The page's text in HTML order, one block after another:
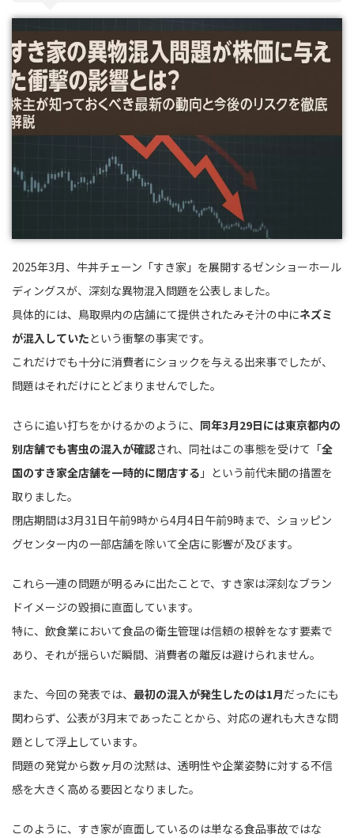
2025年3月、牛丼チェーン「すき家」を展開するゼンショーホール
ディングスが、深刻な異物混入問題を公表しました。
具体的には、鳥取県内の店舗にて提供されたみそ汁の中にネズミ
が混入していたという衝撃の事実です。
これだけでも十分に消費者にショックを与える出来事でしたが、
問題はそれだけにとどまりませんでした。
さらに追い打ちをかけるかのように、 同年3月29日には東京都内の
別店舗でも害虫の混入が確認され、同社はこの事態を受けて「全
国のすき家全店舗を一時的に閉店する 」という前代未聞の措置を
取りました。
閉店期間は3月31日午前9時から4月4日午前9時まで、ショッピン
グセンター内の一部店舗を除いて全店に影響が及びます。
これら一連の問題が明るみに出たことで、すき家は深刻なブラン
ドイメージの毀損に直面しています。
特に、飲食業において食品の衛生管理は信頼の根幹をなす要素で
あり、それが揺らいだ瞬間、消費者の離反は避けられません。
また、今回の発表では、 最初の混入が発生したのは1月だったにも
関わらず、公表が3月末であったことから、対応の遅れも大きな問
題として浮上しています。
問題の発覚から数ヶ月の沈黙は、透明性や企業姿勢に対する不信
感を大きく高める要因となりました。
このように、すき家が直面しているのは単なる食品事故ではな